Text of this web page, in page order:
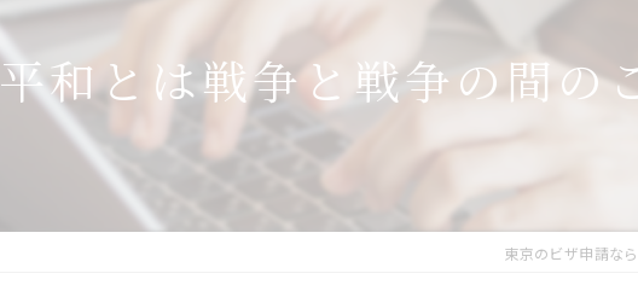
平和とは戦争と戦争の間の
東京のビザ申請な